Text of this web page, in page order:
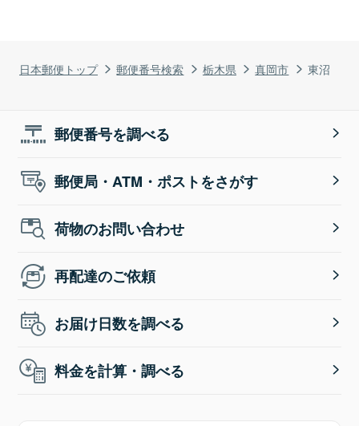
日本郵便トップ 郵便番号検索 栃木県 真岡市 東沼
郵便番号を調べる
郵便局・ATM・ポストをさがす
荷物のお問い合わせ
再配達のご依頼
お届け日数を調べる
料金を計算・調べる